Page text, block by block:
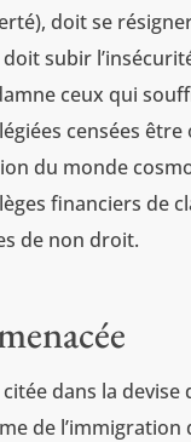
doit se
doit subir
ceux qui
censées
du monde
financiers de
de non droit.
dans la
de